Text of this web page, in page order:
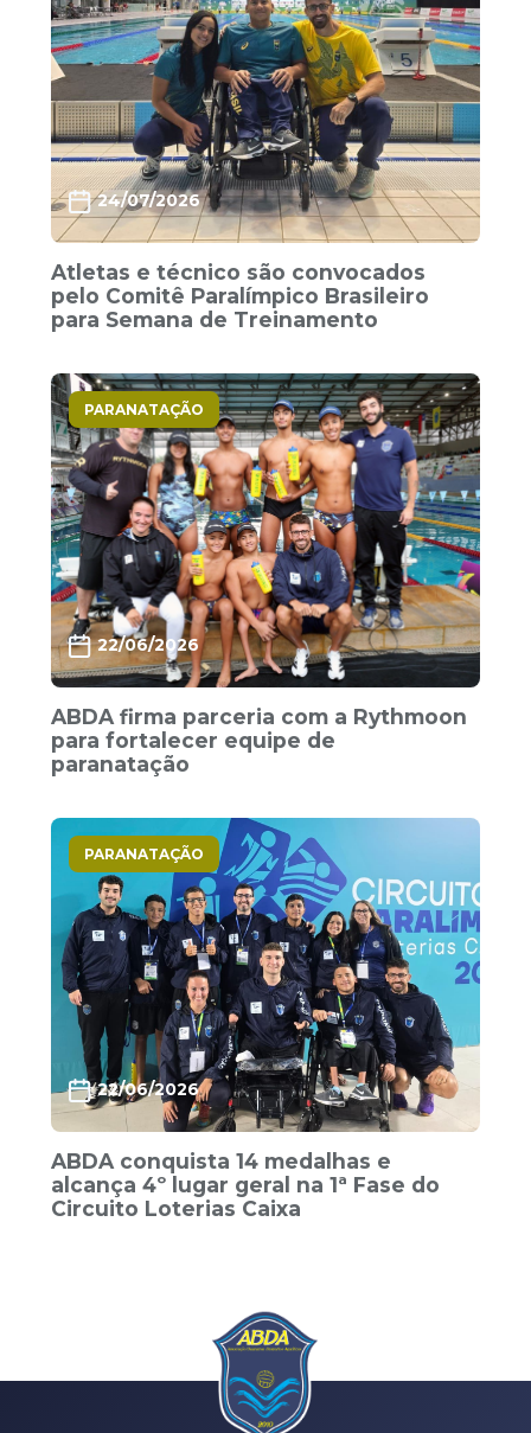
24/07/2026
Atletas e técnico são convocados
pelo Comitê Paralímpico Brasileiro
para Semana de Treinamento
PARANATAÇÃO
22/06/2026
ABDA firma parceria com a Rythmoon
para fortalecer equipe de
paranatação
PARANATAÇÃO
22/06/2026
ABDA conquista 14 medalhas e
alcança 4º lugar geral na 1ª Fase do
Circuito Loterias Caixa